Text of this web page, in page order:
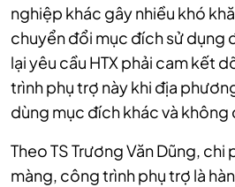
nghiệp khác gây nhiều khó
chuyển đổi mục đích sử dụng
lại yêu cầu HTX phải cam kết
trình phụ trợ này khi địa
dùng mục đích khác và
Theo TS Trương Văn Dũng, chi
màng, công trình phụ trợ là